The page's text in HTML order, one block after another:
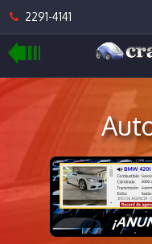
2291-4141